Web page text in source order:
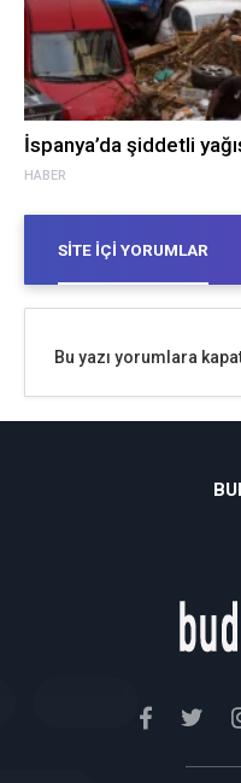
HABER
İspanya’da şiddetli
SITE İÇI YORUMLAR
Bu yazı yorumlara